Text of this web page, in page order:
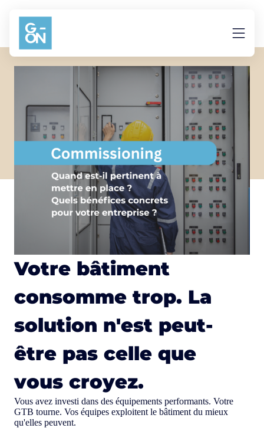
Aller au contenu
Votre bâtiment
consomme trop. La
solution n'est peut-
être pas celle que
vous croyez.
Vous avez investi dans des équipements performants. Votre
GTB tourne. Vos équipes exploitent le bâtiment du mieux
qu'elles peuvent.